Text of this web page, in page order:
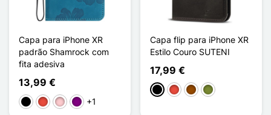
Capa para iPhone XR
padrão Shamrock com
fita adesiva
13,99 €
PretoVermelho
RosaPúrpura
+1
Capa flip para iPhone XR
Estilo Couro SUTENI
17,99 €
PretoVermelho
Castanho
Khaki